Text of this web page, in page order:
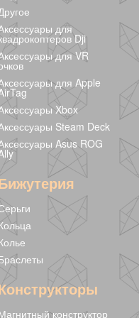
для
Dji
для VR
для Apple
Xbox
Steam Deck
Asus ROG
конструктор